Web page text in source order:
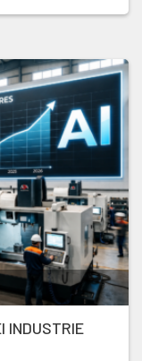
INDUSTRIE